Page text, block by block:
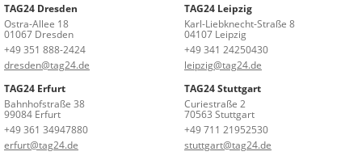
TAG24 Dresden
Ostra-Allee 18
01067 Dresden
+49 351 888-2424
dresden@tag24.de
TAG24 Leipzig
Karl-Liebknecht-Straße 8
04107 Leipzig
+49 341 24250430
leipzig@tag24.de
TAG24 Erfurt
Bahnhofstraße 38
99084 Erfurt
+49 361 34947880
erfurt@tag24.de
TAG24 Stuttgart
Curiestraße 2
70563 Stuttgart
+49 711 21952530
stuttgart@tag24.de